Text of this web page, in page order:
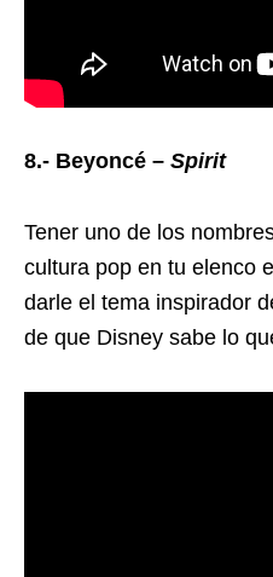
8.- Beyoncé – Spirit
Tener uno de los
cultura pop en tu elenco
darle el tema inspirador
de que Disney sabe lo